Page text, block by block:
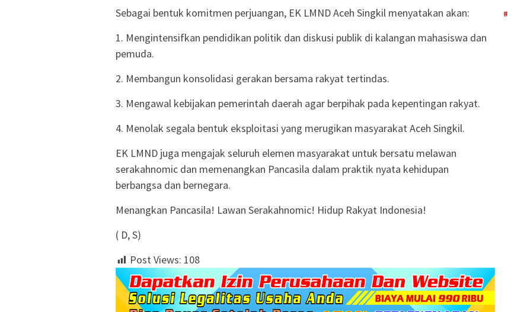
Sebagai bentuk komitmen perjuangan, EK LMND Aceh Singkil menyatakan akan:
1. Mengintensifkan pendidikan politik dan diskusi publik di kalangan mahasiswa dan
pemuda.
2. Membangun konsolidasi gerakan bersama rakyat tertindas.
3. Mengawal kebijakan pemerintah daerah agar berpihak pada kepentingan rakyat.
4. Menolak segala bentuk eksploitasi yang merugikan masyarakat Aceh Singkil.
EK LMND juga mengajak seluruh elemen masyarakat untuk bersatu melawan
serakahnomic dan memenangkan Pancasila dalam praktik nyata kehidupan
berbangsa dan bernegara.
Menangkan Pancasila! Lawan Serakahnomic! Hidup Rakyat Indonesia!
( D, S)
Post Views: 108